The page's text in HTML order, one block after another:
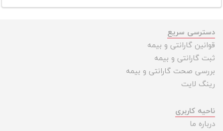
دسترسی سریع
قوانین گارانتی و بیمه
ثبت گارانتی و بیمه
بررسی صحت گارانتی و بیمه
رینگ لایت
ناحیه کاربری
درباره ما